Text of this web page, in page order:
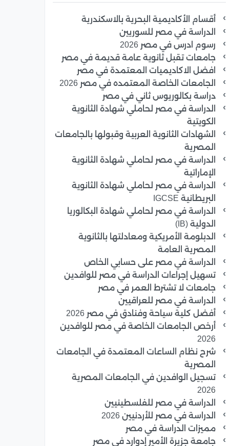
أقسام الأكاديمية البحرية بالاسكندرية
الدراسة في مصر للسوريين
رسوم ادرس في مصر 2026
جامعات تقبل ثانوية عامة قديمة في مصر
افضل الاكاديميات المعتمدة في مصر
الجامعات الخاصة المعتمده في مصر 2026
دراسة بكالوريوس ثاني في مصر
الدراسة في مصر لحاملي شهادة الثانوية
الكويتية
الشهادات الثانوية العربية وقبولها بالجامعات
المصرية
الدراسة في مصر لحاملي شهادة الثانوية
الإماراتية
الدراسة في مصر لحاملي شهادة الثانوية
البريطانية IGCSE
الدراسة في مصر لحاملي شهادة البكالوريا
الدولية (IB)
الدبلومة الأمريكية ومعادلتها بالثانوية
المصرية العامة
الدراسة في مصر على حسابي الخاص
تسهيل إجراءات الدراسة في مصر للوافدين
جامعات لا تشترط العمر في مصر
الدراسة في مصر للعراقيين
أفضل كلية سياحة وفنادق في مصر 2026
أرخص الجامعات الخاصة في مصر للوافدين
2026
شرح نظام الساعات المعتمدة في الجامعات
المصرية
تسجيل الوافدين في الجامعات المصرية
2026
الدراسة في مصر للفلسطينيين
الدراسة في مصر للأردنيين 2026
مميزات الدراسة في مصر
جامعة جزيرة الأمير إدوارد في مصر